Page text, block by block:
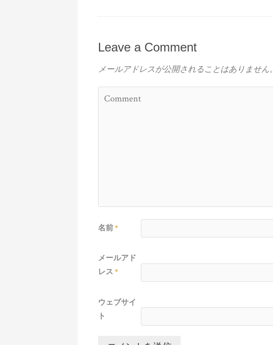
Leave a Comment
メールアドレスが公開されることはありません。
名前*
メールアド
レス *
ウェブサイ
ト